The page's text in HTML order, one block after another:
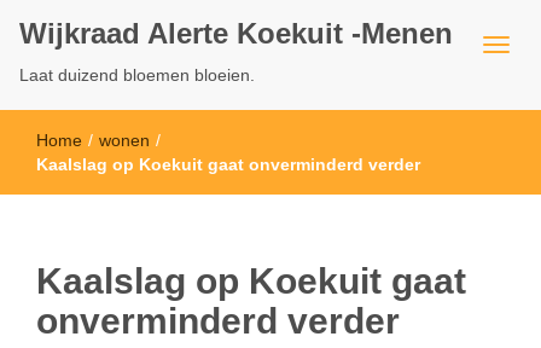
Wijkraad Alerte Koekuit -Menen
Laat duizend bloemen bloeien.
Home / wonen /
Kaalslag op Koekuit gaat onverminderd verder
Kaalslag op Koekuit gaat
onverminderd verder